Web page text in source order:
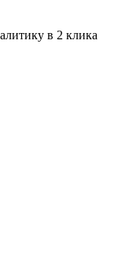
в 2 клика